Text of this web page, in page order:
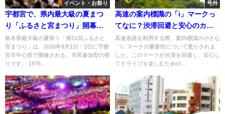
イベント・お祭り
宇都宮で、県内最大級の夏まつ
り「ふるさと宮まつり」開幕！8
月2日まで
栃木県最大級の夏祭り「第51回ふるさと
宮まつり」は、2026年8月1日・2日に宇都
宮市中心部で開催される、市民参加型の祭
りです。 1976...
号外
高速の案内標識の「i」マークっ
てなに？渋滞回避と安心のカギ
に
高速道路を利用する際、案内標識の小さな
「i」マークの重要性について驚かされま
した。このマークが渋滞を回避し、安心し
てドライブを楽しむための...